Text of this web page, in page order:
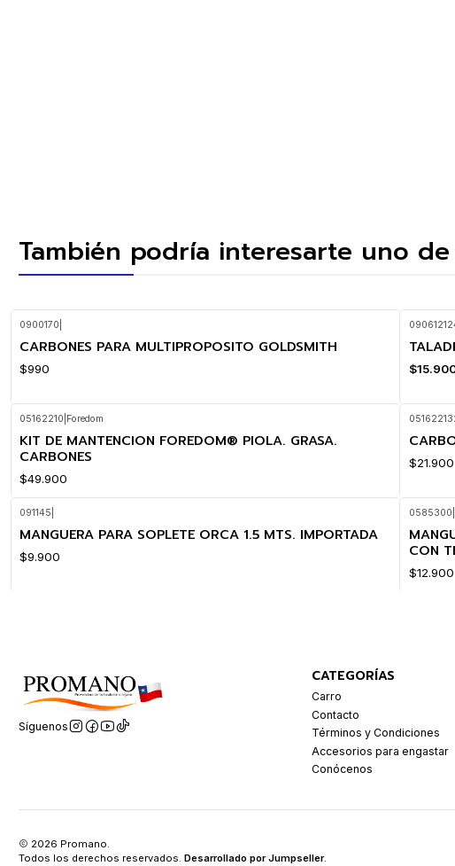
También podría interesarte uno
0900170
CARBONES PARA MULTIPROPOSITO GOLDSMITH
$990
-31%
OFF
05162210 Foredom
KIT DE MANTENCION FOREDOM® PIOLA. GRASA.
CARBONES
$49.900
$21.900
091145
MANGUERA PARA SOPLETE ORCA 1.5 MTS. IMPORTADA
$9.900
0585300
CON
$12.900
Síguenos
CATEGORÍAS
Carro
Contacto
Términos y Condiciones
Accesorios para engastar
Conócenos
2026 Promano.
Todos los derechos reservados. Desarrollado por Jumpseller.